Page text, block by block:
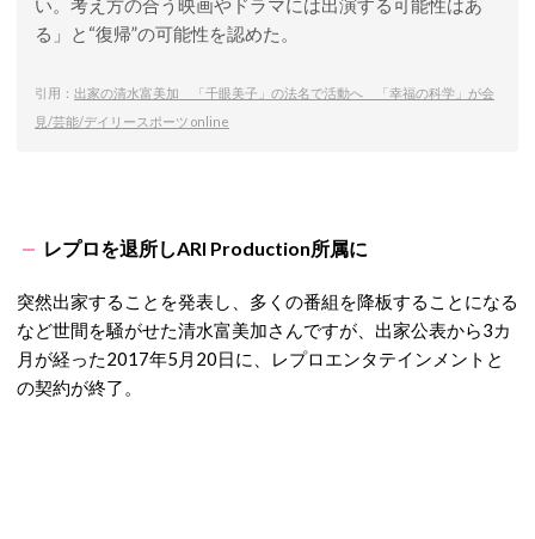
い。考え方の合う映画やドラマには出演する可能性はあ
る」と“復帰”の可能性を認めた。
引用： 出家の清水富美加 「千眼美子」の法名で活動へ 「幸福の科学」が会
見/芸能/デイリースポーツ online
レプロを退所しARI Production所属に
突然出家することを発表し、多くの番組を降板することになる
など世間を騒がせた清水富美加さんですが、出家公表から3カ
月が経った2017年5月20日に、レプロエンタテインメントと
の契約が終了。